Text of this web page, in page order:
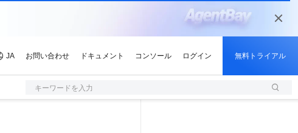
キーワードを入力